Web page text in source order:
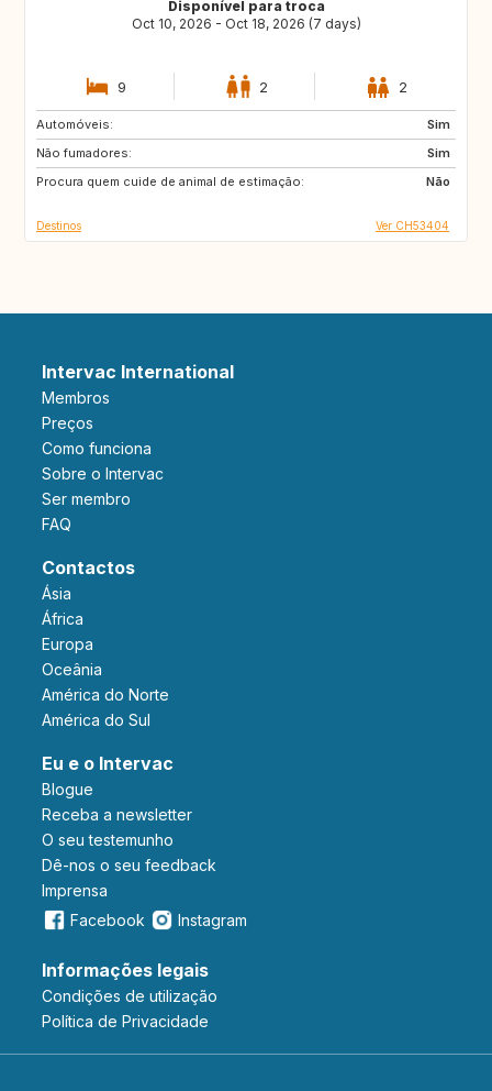
Disponível para troca
Oct 10, 2026 - Oct 18, 2026 (7 days)
9 2 2
Automóveis:
Sim
Não fumadores:
Sim
Procura quem cuide de animal de estimação:
Não
SE
NO
BE
Destinos Ver CH53404
Intervac International
Membros
Preços
Como funciona
Sobre o Intervac
Ser membro
FAQ
Contactos
Ásia
África
Europa
Oceânia
América do Norte
América do Sul
Eu e o Intervac
Blogue
Receba a newsletter
O seu testemunho
Dê-nos o seu feedback
Imprensa
Facebook
Instagram
Informações legais
Condições de utilização
Política de Privacidade